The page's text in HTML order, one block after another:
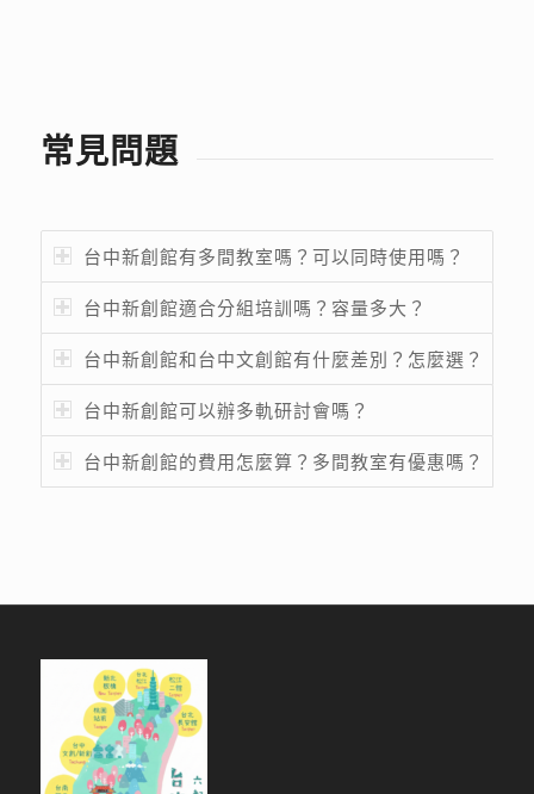
常見問題
台中新創館有多間教室嗎？可以同時使用嗎？
台中新創館適合分組培訓嗎？容量多大？
台中新創館和台中文創館有什麼差別？怎麼選？
台中新創館可以辦多軌研討會嗎？
台中新創館的費用怎麼算？多間教室有優惠嗎？